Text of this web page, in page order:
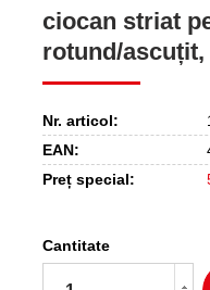
ciocan striat
rotund/ascuțit,
Nr. articol:
EAN:
Preț special:
Cantitate